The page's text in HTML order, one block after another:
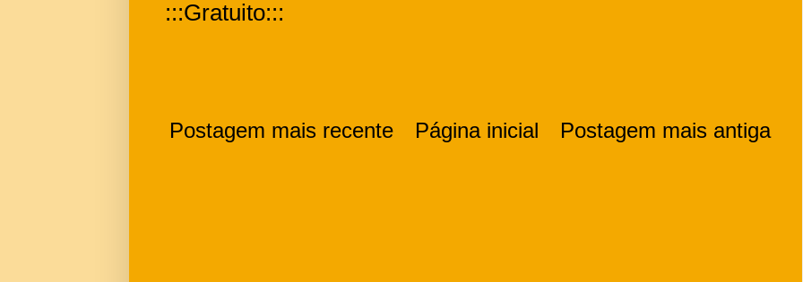
:::Gratuito:::
Postagem mais recente Postagem mais antiga
Página inicial